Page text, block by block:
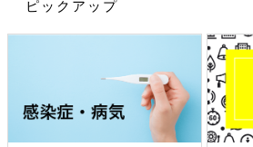
ピックアップ